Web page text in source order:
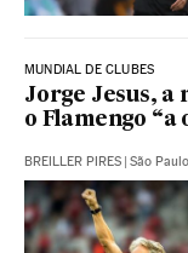
MUNDIAL DE CLUBES
Jorge Jesus, a
o Flamengo
BREILLER PIRES | São Paulo